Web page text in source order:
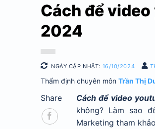
Cách để
2024
NGÀY CẬP NHẬT: 16/10/2024
Thẩm định chuyên môn Trần Thị
Share Cách để video
không? Làm sao
Marketing tham